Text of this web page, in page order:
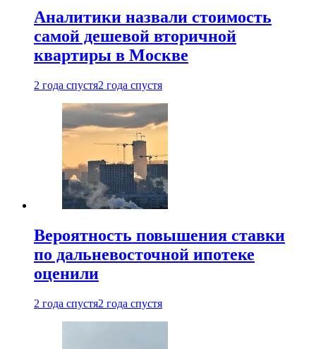
Аналитики назвали стоимость
самой дешевой вторичной
квартиры в Москве
2 года спустя2 года спустя
Вероятность повышения ставки
по дальневосточной ипотеке
оценили
2 года спустя2 года спустя